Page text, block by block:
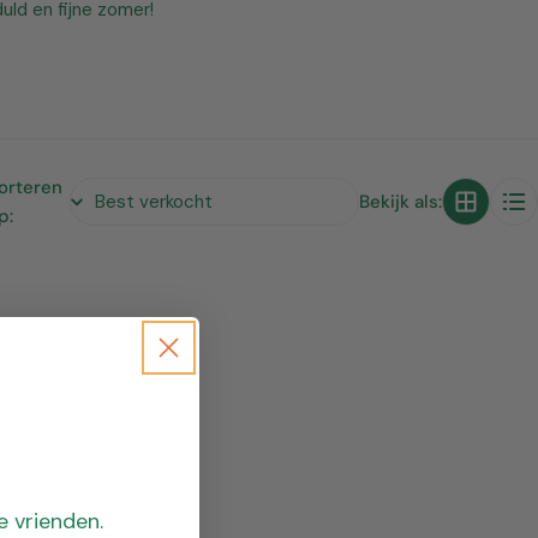
en fijne zomer!
Bekijk als:
vrienden.